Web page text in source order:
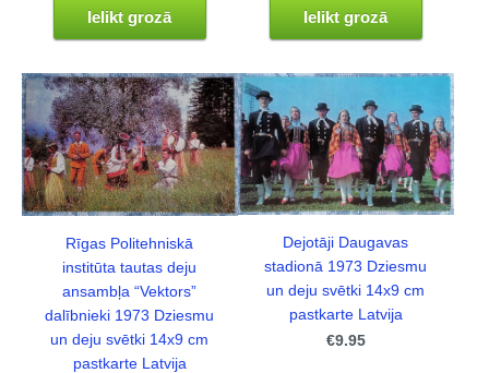
Ielikt grozā Ielikt grozā
Rīgas Politehniskā
institūta tautas deju
ansambļa “Vektors”
dalībnieki 1973 Dziesmu
un deju svētki 14x9 cm
pastkarte Latvija
Dejotāji Daugavas
stadionā 1973 Dziesmu
un deju svētki 14x9 cm
pastkarte Latvija
€9.95